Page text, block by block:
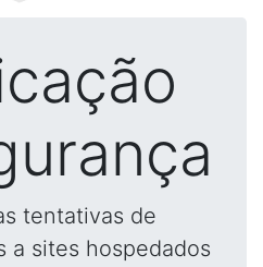
tentativas de
a sites hospedados